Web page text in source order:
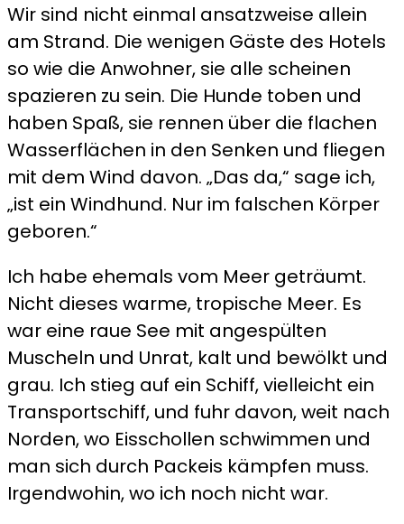
Wir sind nicht einmal ansatzweise allein
am Strand. Die wenigen Gäste des Hotels
so wie die Anwohner, sie alle scheinen
spazieren zu sein. Die Hunde toben und
haben Spaß, sie rennen über die flachen
Wasserflächen in den Senken und fliegen
mit dem Wind davon. „Das da,“ sage ich,
„ist ein Windhund. Nur im falschen Körper
geboren.“
Ich habe ehemals vom Meer geträumt.
Nicht dieses warme, tropische Meer. Es
war eine raue See mit angespülten
Muscheln und Unrat, kalt und bewölkt und
grau. Ich stieg auf ein Schiff, vielleicht ein
Transportschiff, und fuhr davon, weit nach
Norden, wo Eisschollen schwimmen und
man sich durch Packeis kämpfen muss.
Irgendwohin, wo ich noch nicht war.